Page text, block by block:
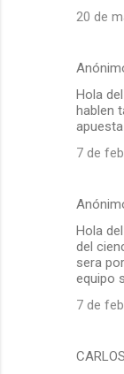
20 de
Hola
hablen
7 de
Hola
del
sera
equipo
7 de